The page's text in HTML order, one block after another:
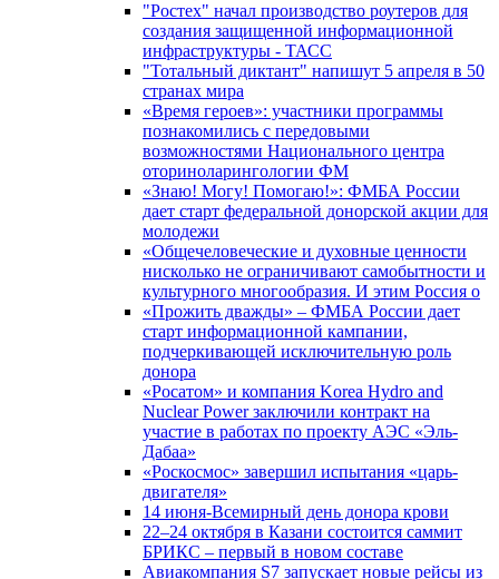
"Ростех" начал производство роутеров для
создания защищенной информационной
инфраструктуры - ТАСС
"Тотальный диктант" напишут 5 апреля в 50
странах мира
«Время героев»: участники программы
познакомились с передовыми
возможностями Национального центра
оториноларингологии ФМ
«Знаю! Могу! Помогаю!»: ФМБА России
дает старт федеральной донорской акции для
молодежи
«Общечеловеческие и духовные ценности
нисколько не ограничивают самобытности и
культурного многообразия. И этим Россия о
«Прожить дважды» – ФМБА России дает
старт информационной кампании,
подчеркивающей исключительную роль
донора
«Росатом» и компания Korea Hydro and
Nuclear Power заключили контракт на
участие в работах по проекту АЭС «Эль-
Дабаа»
«Роскосмос» завершил испытания «царь-
двигателя»
14 июня-Всемирный день донора крови
22–24 октября в Казани состоится саммит
БРИКС – первый в новом составе
Авиакомпания S7 запускает новые рейсы из